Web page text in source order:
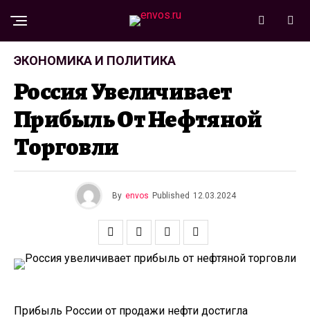
ЭКОНОМИКА И ПОЛИТИКА
Россия Увеличивает
Прибыль От Нефтяной
Торговли
By envos Published 12.03.2024
Прибыль России от продажи нефти достигла